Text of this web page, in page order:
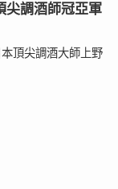
尖調酒師冠亞軍
本頂尖調酒大師上野